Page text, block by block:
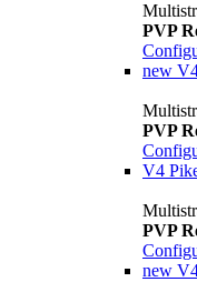
PVP
new
PVP
V4
PVP
new